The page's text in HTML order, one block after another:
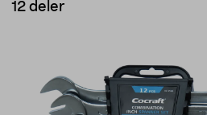
12 deler